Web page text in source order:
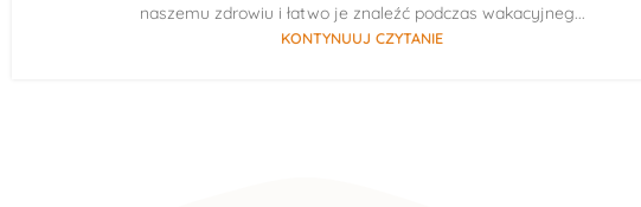
naszemu zdrowiu i łatwo je znaleźć podczas wakacyjneg...
KONTYNUUJ CZYTANIE